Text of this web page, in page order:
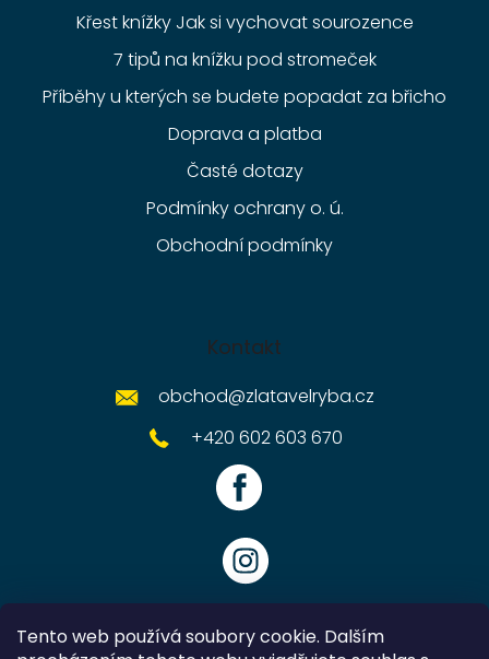
Tento web používá soubory cookie. Dalším
Křest knížky Jak si vychovat sourozence
7 tipů na knížku pod stromeček
Příběhy u kterých se budete popadat za břicho
Doprava a platba
Časté dotazy
Podmínky ochrany o. ú.
Obchodní podmínky
Kontakt
obchod@zlatavelryba.cz
+420 602 603 670